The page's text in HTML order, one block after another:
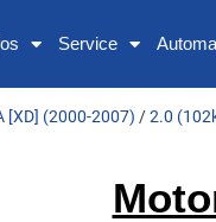
Service
[XD] (2000-2007) /2.0